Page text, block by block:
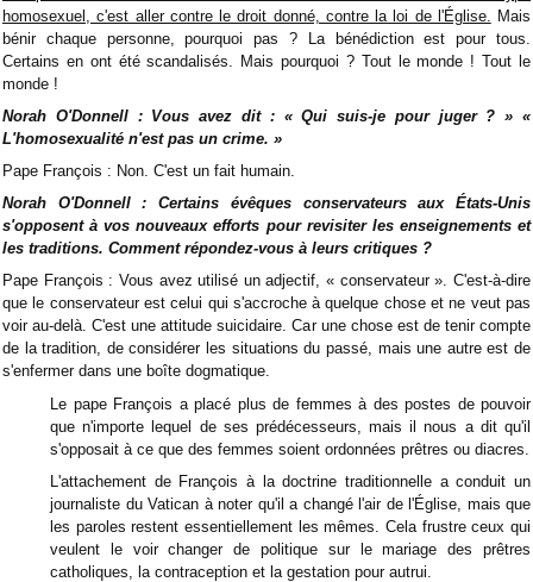
homosexuel, c'est aller contre le droit donné, contre la loi de l'Église.
Mais
bénir chaque personne, pourquoi pas ? La bénédiction est pour tous.
Certains en ont été scandalisés. Mais pourquoi ? Tout le monde ! Tout le
monde !
Norah O'Donnell : Vous avez dit : « Qui suis-je pour juger ? » «
L'homosexualité n'est pas un crime. »
Pape François : Non. C'est un fait humain.
Norah O'Donnell : Certains évêques conservateurs aux États-Unis
s'opposent à vos nouveaux efforts pour revisiter les enseignements et
les traditions. Comment répondez-vous à leurs critiques ?
Pape François : Vous avez utilisé un adjectif, « conservateur ». C'est-à-dire
que le conservateur est celui qui s'accroche à quelque chose et ne veut pas
voir au-delà. C'est une attitude suicidaire. Car une chose est de tenir compte
de la tradition, de considérer les situations du passé, mais une autre est de
s'enfermer dans une boîte dogmatique.
Le pape François a placé plus de femmes à des postes de pouvoir
que n'importe lequel de ses prédécesseurs, mais il nous a dit qu'il
s'opposait à ce que des femmes soient ordonnées prêtres ou diacres.
L'attachement de François à la doctrine traditionnelle a conduit un
journaliste du Vatican à noter qu'il a changé l'air de l'Église, mais que
les paroles restent essentiellement les mêmes. Cela frustre ceux qui
veulent le voir changer de politique sur le mariage des prêtres
catholiques, la contraception et la gestation pour autrui.